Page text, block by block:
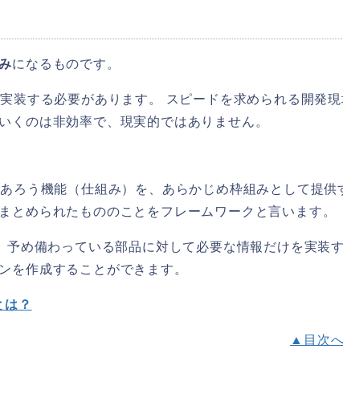
になるものです。
装する必要があります。 スピードを求められる開発
のは非効率で、現実的ではありません。
ろう機能（仕組み）を、あらかじめ枠組みとして提供
められたもののことをフレームワークと言います。
め備わっている部品に対して必要な情報だけを実装
作成することができます。
？
▲目次